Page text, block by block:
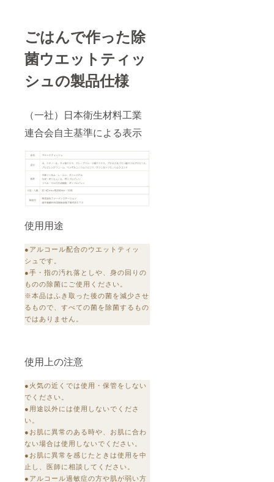
ごはんで作った除
菌ウエットティッ
シュの製品仕様
（一社）日本衛生材料工業
連合会自主基準による表示
使用用途
●アルコール配合のウエットティッ
シュです。
●手・指の汚れ落としや、身の回りの
ものの除菌にご使用ください。
※本品はふき取った後の菌を減少させ
るもので、すべての菌を除菌するもの
ではありません。
使用上の注意
●火気の近くでは使用・保管をしない
でください。
●用途以外には使用しないでくださ
い。
●お肌に異常のある時や、お肌に合わ
ない場合は使用しないでください。
●お肌に異常を感じたときは使用を中
止し、医師に相談してください。
●アルコール過敏症の方や肌が弱い方